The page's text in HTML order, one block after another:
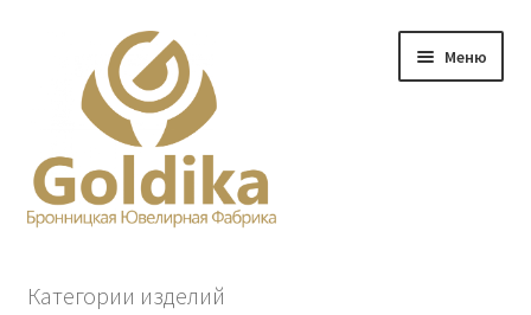
навигации
содержимому
Меню
Категории изделий